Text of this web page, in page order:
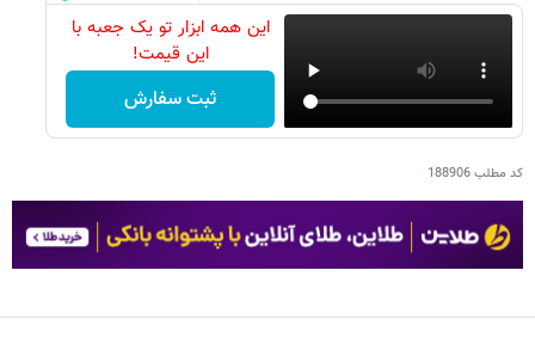
این همه ابزار تو یک جعبه با
این قیمت!
ثبت سفارش
کد مطلب188906